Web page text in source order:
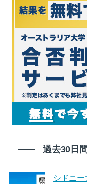
過去30日
シドニ